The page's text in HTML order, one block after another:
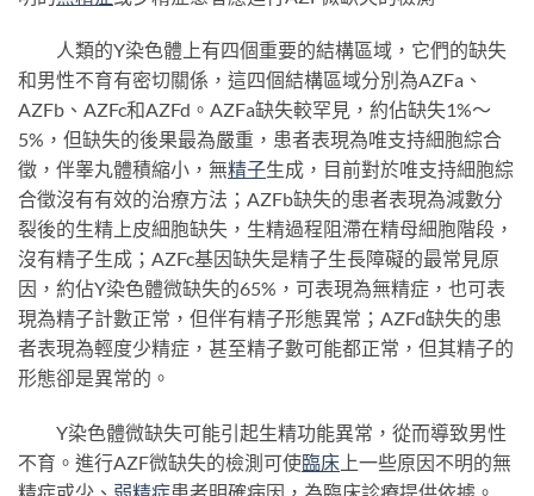
人類的Y染色體上有四個重要的結構區域，它們的缺失
和男性不育有密切關係，這四個結構區域分別為AZFa、
AZFb、AZFc和AZFd。AZFa缺失較罕見，約佔缺失1%～
5%，但缺失的後果最為嚴重，患者表現為唯支持細胞綜合
徵，伴睾丸體積縮小，無精子生成，目前對於唯支持細胞綜
合徵沒有有效的治療方法；AZFb缺失的患者表現為減數分
裂後的生精上皮細胞缺失，生精過程阻滯在精母細胞階段，
沒有精子生成；AZFc基因缺失是精子生長障礙的最常見原
因，約佔Y染色體微缺失的65%，可表現為無精症，也可表
現為精子計數正常，但伴有精子形態異常；AZFd缺失的患
者表現為輕度少精症，甚至精子數可能都正常，但其精子的
形態卻是異常的。
Y染色體微缺失可能引起生精功能異常，從而導致男性
不育。進行AZF微缺失的檢測可使臨床 上一些原因不明的無